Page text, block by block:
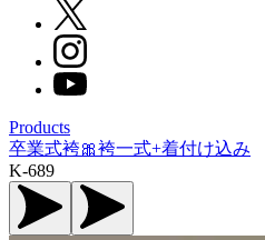
Products
卒業式袴🎀袴一式+着付け込み
K-689